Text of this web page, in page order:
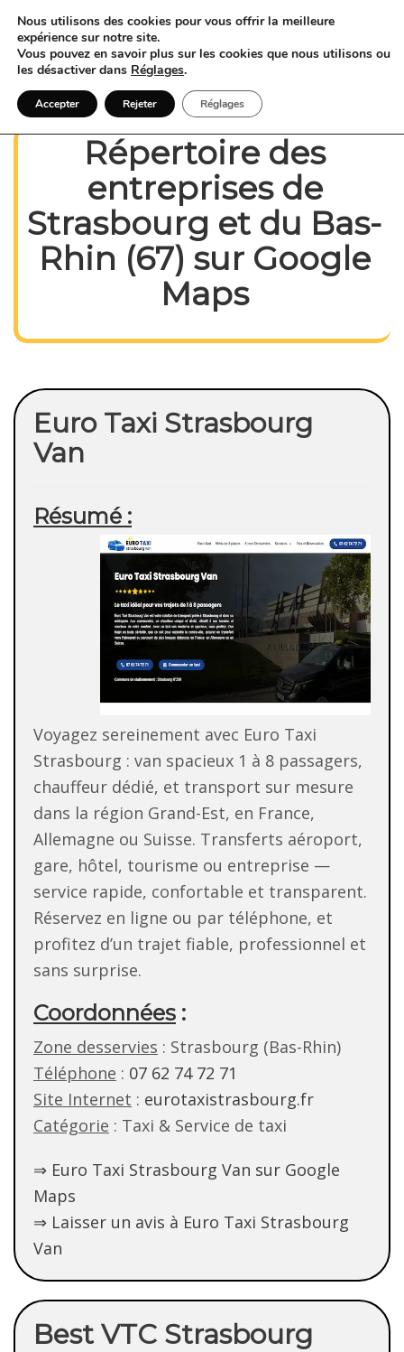
Répertoire des
entreprises de
Strasbourg et du Bas-
Rhin (67) sur Google
Maps
Euro Taxi Strasbourg
Van
Résumé :
Voyagez sereinement avec Euro Taxi
Strasbourg : van spacieux 1 à 8 passagers,
chauffeur dédié, et transport sur mesure
dans la région Grand-Est, en France,
Allemagne ou Suisse. Transferts aéroport,
gare, hôtel, tourisme ou entreprise —
service rapide, confortable et transparent.
Réservez en ligne ou par téléphone, et
profitez d’un trajet fiable, professionnel et
sans surprise.
Coordonnées :
Zone desservies : Strasbourg (Bas-Rhin)
Téléphone : 07 62 74 72 71
Site Internet : eurotaxistrasbourg.fr
Catégorie : Taxi & Service de taxi
⇒ Euro Taxi Strasbourg Van sur Google
Maps
⇒ Laisser un avis à Euro Taxi Strasbourg
Van
Best VTC Strasbourg
Nous utilisons des cookies pour vous offrir la meilleure
expérience sur notre site.
Vous pouvez en savoir plus sur les cookies que nous utilisons ou
les désactiver dans Réglages.
Accepter Rejeter Réglages